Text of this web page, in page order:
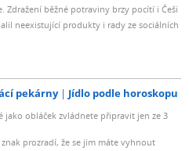
Zdražení běžné potraviny brzy pocítí i Češi
neexistující produkty i rady ze sociálních
pekárny Jídlo podle horoskopu
obláček zvládnete připravit jen ze 3
prozradí, že se jim máte vyhnout